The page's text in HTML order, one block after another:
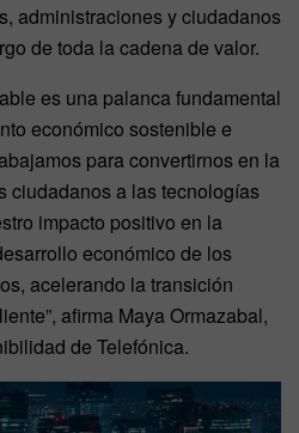
administraciones y ciudadanos
de toda la cadena de valor.
es una palanca fundamental
económico sostenible e
para convertirnos en la
ciudadanos a las tecnologías
impacto positivo en la
económico de los
acelerando la transición
afirma Maya Ormazabal,
de Telefónica.